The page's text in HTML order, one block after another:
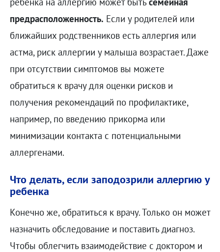
предрасположенность. Если у родителей или
ближайших родственников есть аллергия или
астма, риск аллергии у малыша возрастает. Даже
при отсутствии симптомов вы можете
обратиться к врачу для оценки рисков и
получения рекомендаций по профилактике,
например, по введению прикорма или
минимизации контакта с потенциальными
аллергенами.
Что делать, если заподозрили аллергию у
ребенка
Конечно же, обратиться к врачу. Только он может
назначить обследование и поставить диагноз.
Чтобы облегчить взаимодействие с доктором и